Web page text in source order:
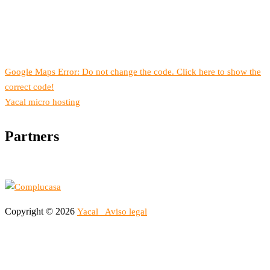
Google Maps Error: Do not change the code. Click here to show the
correct code!
Yacal micro hosting
Partners
Copyright © 2026 Yacal Aviso legal